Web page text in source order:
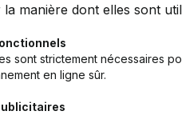
manière dont elles sont
sont strictement nécessaires
en ligne sûr.